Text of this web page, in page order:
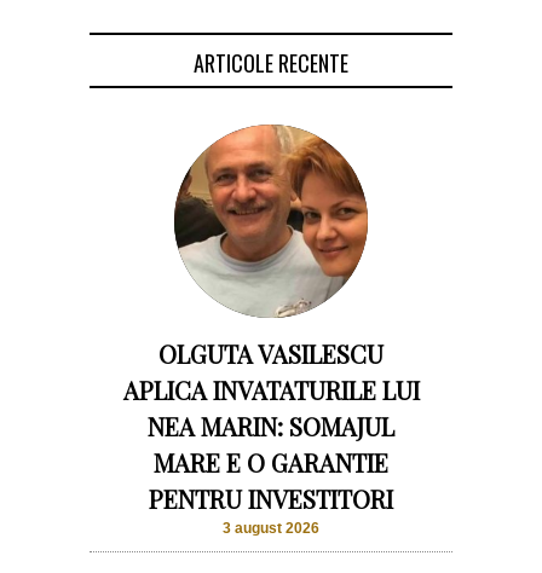
ARTICOLE RECENTE
OLGUTA VASILESCU
APLICA INVATATURILE LUI
NEA MARIN: SOMAJUL
MARE E O GARANTIE
PENTRU INVESTITORI
3 august 2026